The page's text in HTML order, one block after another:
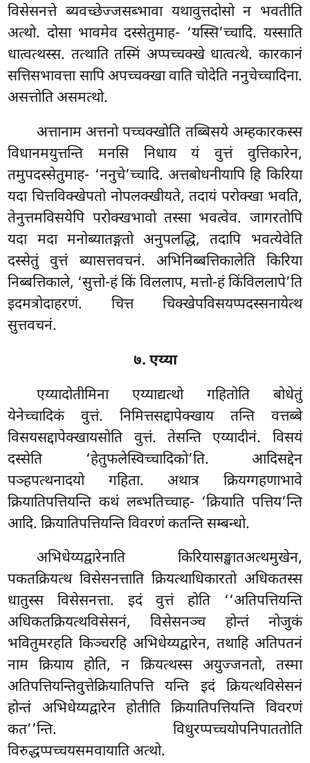
विसेसनत्ते ब्यवच्छेज्जसब्भावा यथावुत्तदोसो न भवतीति
अत्थो. दोसा भावमेव दस्सेतुमाह- ‘यस्सि’च्चादि. यस्साति
धात्वत्थस्स. तत्थाति तस्मिं अप्पच्चक्खे धात्वत्थे. कारकानं
सत्तिसभावत्ता सापि अपच्चक्खा वाति चोदेति ननुचेच्चादिना.
असत्तोति असमत्थो.
अत्तानाम अत्तनो पच्चक्खोति तब्बिसये अम्हकारकस्स
विधानमयुत्तन्ति मनसि निधाय यं वुत्तं वुत्तिकारेन,
तमुपदस्सेतुमाह- ‘ननुचे’च्चादि. अत्तबोधनीयापि हि किरिया
यदा चित्तविक्खेपतो नोपलक्खीयते, तदायं परोक्खा भवति,
तेनुत्तमविसयेपि परोक्खभावो तस्सा भवत्वेव. जागरतोपि
यदा मदा मनोब्यातङ्गतो अनुपलद्धि, तदापि भवत्येवेति
दस्सेतुं वुत्तं ब्यासत्तवचनं. अभिनिब्बत्तिकालेति किरिया
निब्बत्तिकाले, ‘सुत्तो-हं किं विललाप, मत्तो-हं किंविललापे’ति
इदमत्रोदाहरणं. चित्त चिक्खेपविसयप्पदस्सनायेत्थ
सुत्तवचनं.
७. एय्या
एय्यादोतीमिना एय्याद्यत्थो गहितोति बोधेतुं
येनेच्चादिकं वुत्तं. निमित्तसद्दापेक्खाय तन्ति वत्तब्बे
विसयसद्दापेक्खायसोति वुत्तं. तेसन्ति एय्यादीनं. विसयं
दस्सेति ‘हेतुफलेस्विच्चादिको’ति. आदिसद्देन
पञ्हपत्थनादयो गहिता. अथात्र क्रियग्गहणाभावे
क्रियातिपत्तियन्ति कथं लब्भतिच्चाह- ‘क्रियाति पत्तिय’न्ति
आदि. क्रियातिपत्तियन्ति विवरणं कतन्ति सम्बन्धो.
अभिधेय्यद्वारेनाति किरियासङ्खातअत्थमुखेन,
पकतक्रियत्थ विसेसनत्ताति क्रियत्थाधिकारतो अधिकतस्स
धातुस्स विसेसनत्ता. इदं वुत्तं होति ‘‘अतिपत्तियन्ति
अधिकतक्रियत्थविसेसनं, विसेसनञ्च होन्तं नोजुकं
भवितुमरहति किञ्चरहि अभिधेय्यद्वारेन, तथाहि अतिपतनं
नाम क्रियाय होति, न क्रियत्थस्स अयुज्जनतो, तस्मा
अतिपत्तियन्तिवुत्तेक्रियातिपत्ति यन्ति इदं क्रियत्थविसेसनं
होन्तं अभिधेय्यद्वारेन होतीति क्रियातिपत्तियन्ति विवरणं
कत’’न्ति. विधुरप्पच्चयोपनिपाततोति
विरुद्धप्पच्चयसमवायाति अत्थो.